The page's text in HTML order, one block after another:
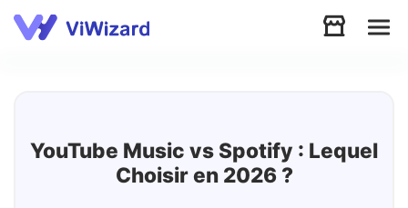
YouTube Music vs Spotify : Lequel
Choisir en 2026 ?